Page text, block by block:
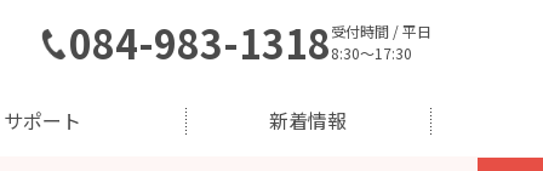
084-983-1318受付時間 / 平日
8:30～17:30
サポート 新着情報